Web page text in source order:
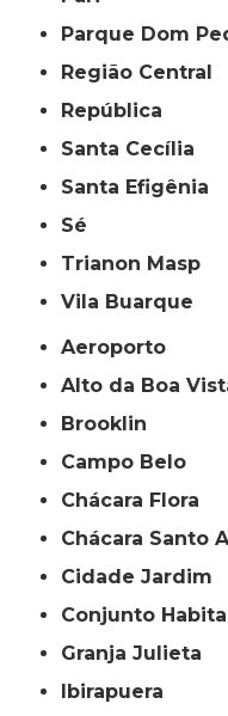
Parque Dom
Região Central
República
Santa Cecília
Santa Efigênia
Sé
Trianon Masp
Vila Buarque
Aeroporto
Alto da Boa
Brooklin
Campo Belo
Chácara Flora
Chácara Santo
Cidade Jardim
Conjunto
Granja Julieta
Ibirapuera